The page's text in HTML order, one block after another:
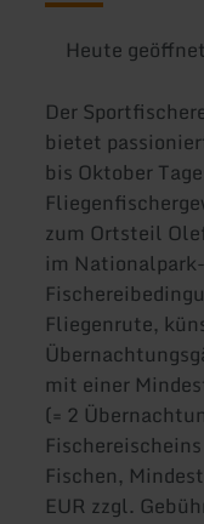
Heute geöffnet
Der
bietet
bis Oktober
zum Ortsteil
im
Fliegenrute,
mit einer
(= 2
Fischen,
EUR zzgl.